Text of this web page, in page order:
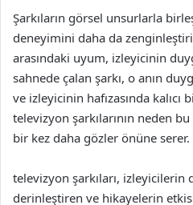
Şarkıların görsel unsurlarla
deneyimini daha da
arasındaki uyum, izleyicinin
sahnede çalan şarkı, o anın
ve izleyicinin hafızasında kalıcı
televizyon şarkılarının neden
bir kez daha gözler önüne serer.
televizyon şarkıları,
derinleştiren ve hikayelerin